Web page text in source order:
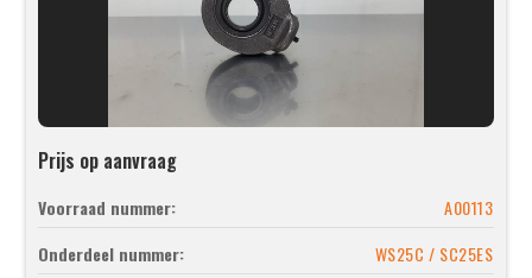
Prijs op aanvraag
Voorraad nummer:
A00113
Onderdeel nummer:
WS25C / SC25ES